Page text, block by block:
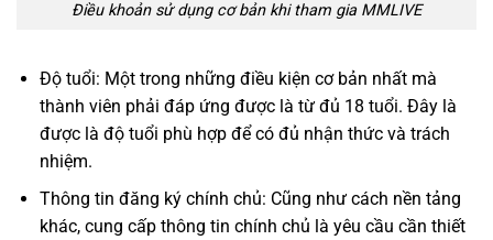
Điều khoản sử dụng cơ bản khi tham gia MMLIVE
Độ tuổi: Một trong những điều kiện cơ bản nhất mà
thành viên phải đáp ứng được là từ đủ 18 tuổi. Đây là
được là độ tuổi phù hợp để có đủ nhận thức và trách
nhiệm.
Thông tin đăng ký chính chủ: Cũng như cách nền tảng
khác, cung cấp thông tin chính chủ là yêu cầu cần thiết